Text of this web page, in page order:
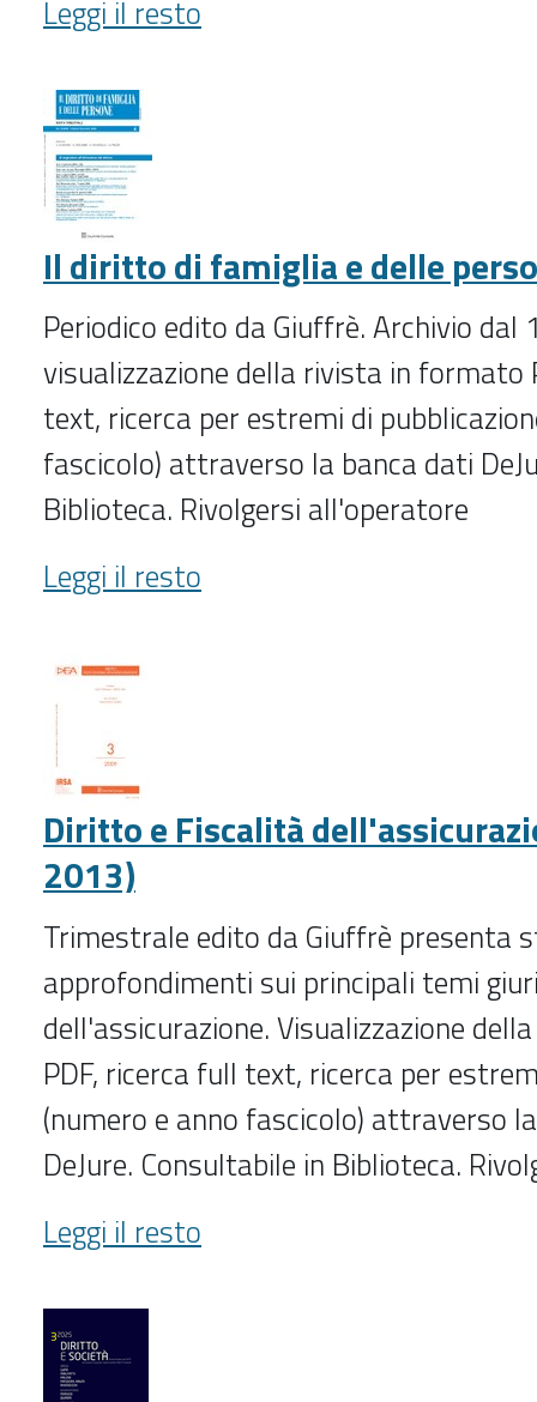
diritto
autore
(1997-
2019)
-
Leggi il resto
Il diritto di famiglia e delle
Periodico edito da Giuffrè. Archivio dal
visualizzazione della rivista in formato
text, ricerca per estremi di
fascicolo) attraverso la banca dati
Biblioteca. Rivolgersi all'operatore
Il
diritto
famiglia
persone
(1975-
)
-
Leggi il resto
Diritto e Fiscalità
2013)
Trimestrale edito da Giuffrè presenta
approfondimenti sui principali temi
dell'assicurazione. Visualizzazione
PDF, ricerca full text, ricerca per
(numero e anno fascicolo) attraverso
DeJure. Consultabile in Biblioteca.
Diritto
e
dell'assicurazione
(1975-
2013)
Leggi il resto